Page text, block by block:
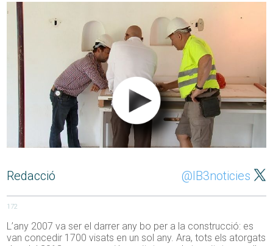
Redacció @IB3noticies
172
L’any 2007 va ser el darrer any bo per a la construcció: es
van concedir 1700 visats en un sol any. Ara, tots els atorgats